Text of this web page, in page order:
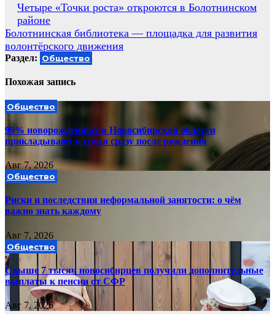
Навигация
по
записям
Четыре «Точки роста» откроются в Болотнинском
районе
Болотнинская библиотека — площадка для развития
волонтёрского движения
Раздел: Общество
Похожая запись
Общество
99% новорожденных в Новосибирской области
прикладывают к груди сразу после рождения
Авг 7, 2026
Общество
Риски и последствия неформальной занятости: о чём
важно знать каждому
Авг 7, 2026
Общество
Свыше 7 тысяч новосибирцев получили дополнительные
выплаты к пенсии от СФР
Авг 7, 2026